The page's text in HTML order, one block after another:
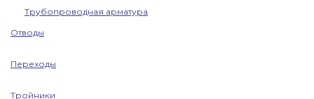
Трубопроводная арматура
Отводы
Переходы
Тройники